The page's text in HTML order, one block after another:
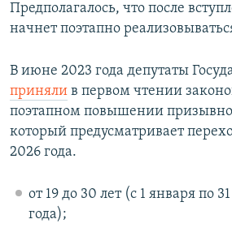
Предполагалось, что после
начнет поэтапно
В июне 2023 года депутаты
приняли в первом чтении
поэтапном повышении
который предусматривает
2026 года.
от 19 до 30 лет (с 1 января по
года);